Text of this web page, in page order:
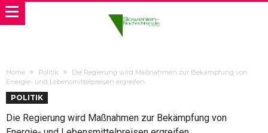
Home Politik
Die Regierung wird Maßnahmen zur Bekämpfung von
Energie- und Lebensmittelpreisen ergreifen
POLITIK
Die Regierung wird Maßnahmen zur Bekämpfung von